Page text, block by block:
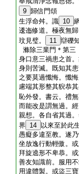
9 歸信門頌
生浮命舛。識 10
逶迤修道。極夜無
玟見璧。
11 辯礫
滌除三業門＊第三
身口意三禍患之首
身則苦滅。既知其
之要莫過懺悔。懺
慮端其形整其貎恭
恥外發。書云。禮
而能改是謂無過。
親想。各自省其過
界
14
以來至於此
愚癡多違至教。遂
坐放逸行動輕傲。
拜旋遶形不卑恭。
善友知識前。服用
用違體製。或盜三